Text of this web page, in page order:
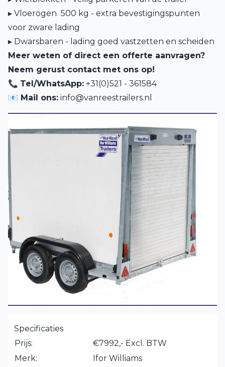
▸ Vloerogen 500 kg - extra bevestigingspunten
voor zware lading
▸ Dwarsbaren - lading goed vastzetten en scheiden
Meer weten of direct een offerte aanvragen?
Neem gerust contact met ons op!
📞 Tel/WhatsApp: +31(0)521 - 361584
📧 Mail ons: info@vanreestrailers.nl
Specificaties
Prijs:
€7992,- Excl. BTW
Merk:
Ifor Williams